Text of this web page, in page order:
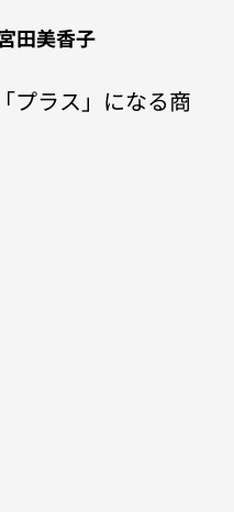
田美香子
プラス」になる商